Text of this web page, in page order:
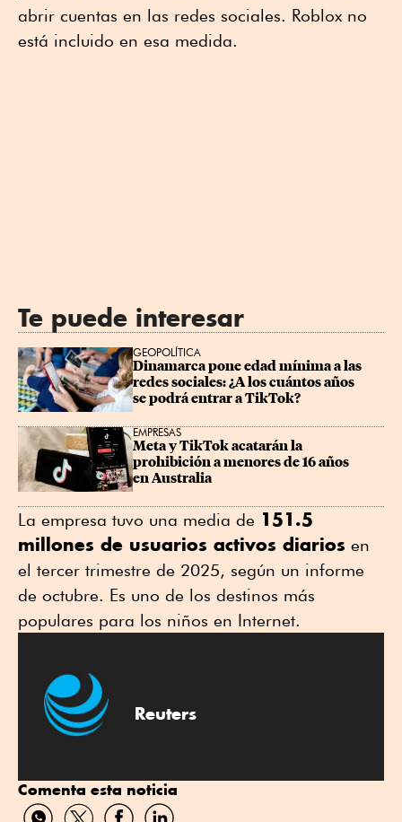
abrir cuentas en las redes sociales. Roblox no
está incluido en esa medida.
Te puede interesar
GEOPOLÍTICA
Dinamarca pone edad mínima a las
redes sociales: ¿A los cuántos años
se podrá entrar a TikTok?
EMPRESAS
Meta y TikTok acatarán la
prohibición a menores de 16 años
en Australia
La empresa tuvo una media de 151.5
millones de usuarios activos diarios en
el tercer trimestre de 2025, según un informe
de octubre. Es uno de los destinos más
populares para los niños en Internet.
Reuters
Comenta esta noticia